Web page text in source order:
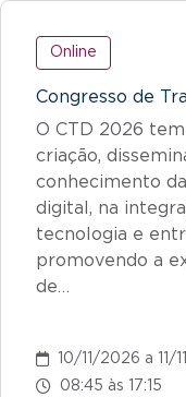
Online
Congresso de
O CTD 2026
criação,
conhecimento
digital, na
tecnologia e
promovendo a
de…
10/11/2026 a 11/
08:45 às 17:15